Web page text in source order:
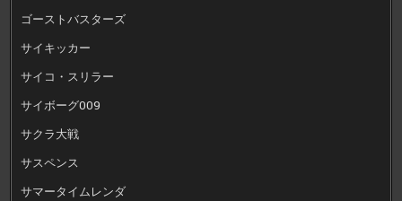
ゴーストバスターズ
サイキッカー
サイコ・スリラー
サイボーグ009
サクラ大戦
サスペンス
サマータイムレンダ